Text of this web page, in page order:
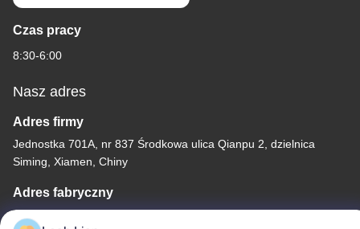
Czas pracy
8:30-6:00
Nasz adres
Adres firmy
Jednostka 701A, nr 837 Środkowa ulica Qianpu 2, dzielnica
Siming, Xiamen, Chiny
Adres fabryczny
No. 72, Yongjun Road, Wufeng Village, Chongwu Town,